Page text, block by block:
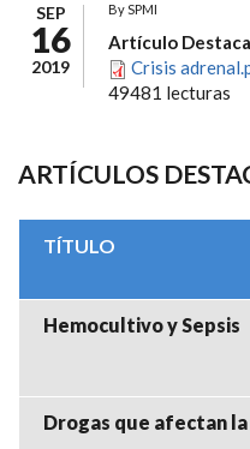
SEP
16
2019
BySPMI
Artículo
Crisis
49481 lecturas
ARTÍCULOS
TÍTULO
Hemocultivo y Sepsis
Drogas que afectan